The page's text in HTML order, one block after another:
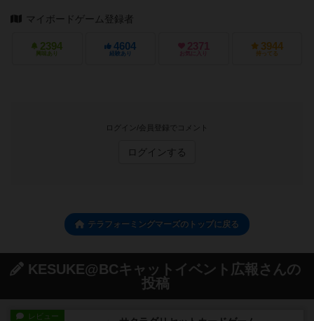
マイボードゲーム登録者
2394
興味あり
4604
経験あり
2371
お気に入り
3944
持ってる
ログイン/会員登録でコメント
ログインする
テラフォーミングマーズのトップに戻る
KESUKE@BCキャットイベント広報さんの
投稿
レビュー